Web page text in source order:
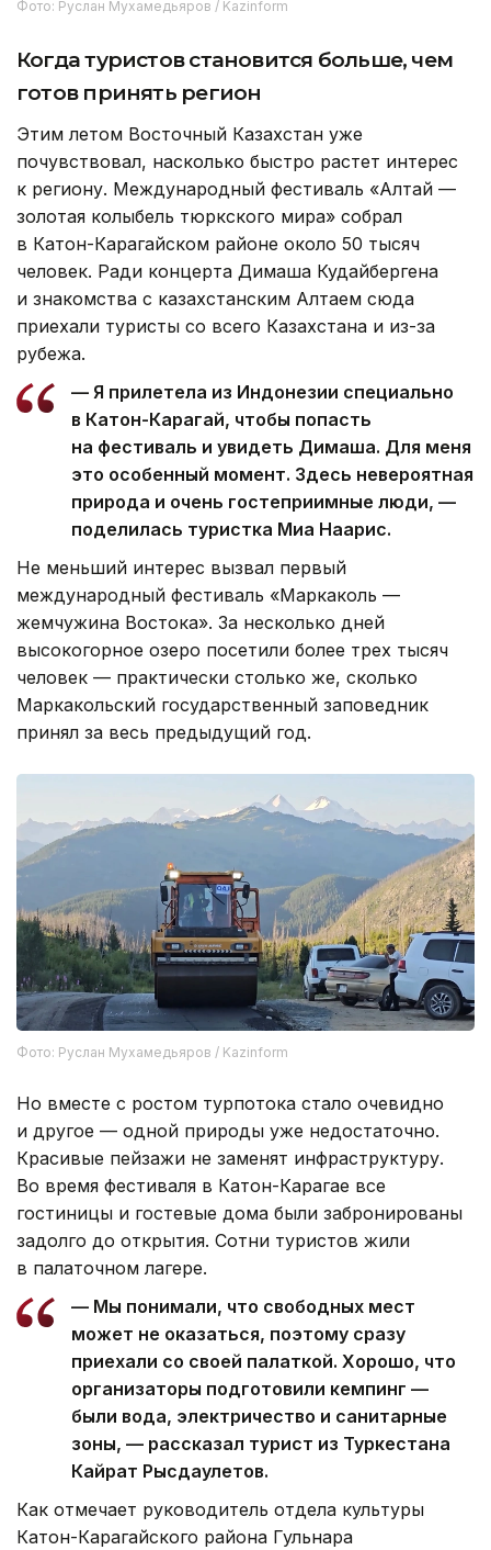
Фото: Руслан Мухамедьяров / Kazinform
Когда туристов становится больше, чем
готов принять регион
Этим летом Восточный Казахстан уже
почувствовал, насколько быстро растет интерес
к региону. Международный фестиваль «Алтай —
золотая колыбель тюркского мира» собрал
в Катон-Карагайском районе около 50 тысяч
человек. Ради концерта Димаша Кудайбергена
и знакомства с казахстанским Алтаем сюда
приехали туристы со всего Казахстана и из-за
рубежа.
— Я прилетела из Индонезии специально
в Катон-Карагай, чтобы попасть
на фестиваль и увидеть Димаша. Для меня
это особенный момент. Здесь невероятная
природа и очень гостеприимные люди, —
поделилась туристка Миа Наарис.
Не меньший интерес вызвал первый
международный фестиваль «Маркаколь —
жемчужина Востока». За несколько дней
высокогорное озеро посетили более трех тысяч
человек — практически столько же, сколько
Маркакольский государственный заповедник
принял за весь предыдущий год.
Фото: Руслан Мухамедьяров / Kazinform
Но вместе с ростом турпотока стало очевидно
и другое — одной природы уже недостаточно.
Красивые пейзажи не заменят инфраструктуру.
Во время фестиваля в Катон-Карагае все
гостиницы и гостевые дома были забронированы
задолго до открытия. Сотни туристов жили
в палаточном лагере.
— Мы понимали, что свободных мест
может не оказаться, поэтому сразу
приехали со своей палаткой. Хорошо, что
организаторы подготовили кемпинг —
были вода, электричество и санитарные
зоны, — рассказал турист из Туркестана
Кайрат Рысдаулетов.
Как отмечает руководитель отдела культуры
Катон-Карагайского района Гульнара